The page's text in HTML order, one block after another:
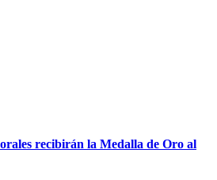
recibirán la Medalla de Oro al